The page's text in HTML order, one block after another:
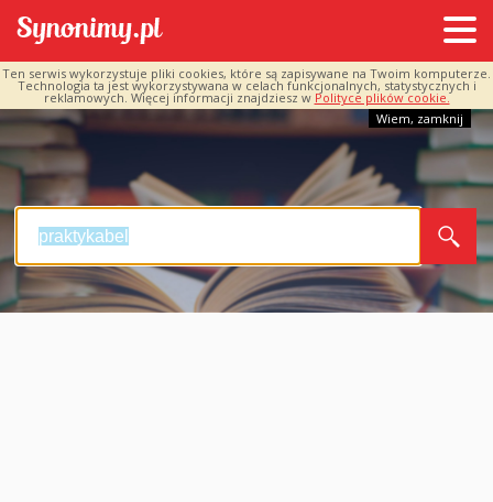
Ten serwis wykorzystuje pliki cookies, które są zapisywane na Twoim komputerze.
Technologia ta jest wykorzystywana w celach funkcjonalnych, statystycznych i
reklamowych. Więcej informacji znajdziesz w Polityce plików cookie.
Wiem, zamknij